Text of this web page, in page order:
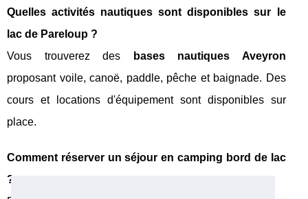
Quelles activités nautiques sont disponibles sur le
lac de Pareloup ?
Vous trouverez des
bases nautiques Aveyron
proposant voile, canoë, paddle, pêche et baignade. Des
cours et locations d'équipement sont disponibles sur
place.
Comment réserver un séjour en camping bord de lac
?